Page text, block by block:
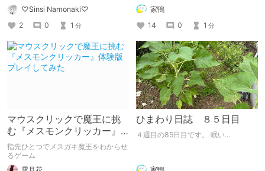
♡Sinsi Namonaki♡
2
0 1 分
家鴨
14
0 1 分
マウスクリックで魔王に挑
む『メスモンクリッカー』
体験版プレイしてみた
指先ひとつでメスガキ魔王をわからせ
るゲーム
ひまわり日誌 ８５日目
４週目の85日目です。 眠い...